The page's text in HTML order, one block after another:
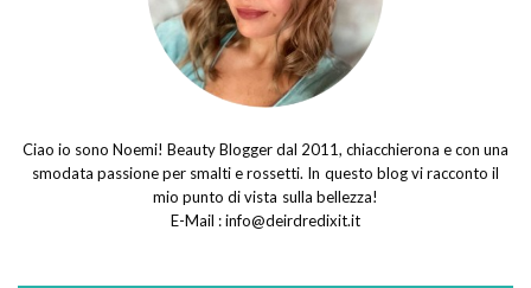
Ciao io sono Noemi! Beauty Blogger dal 2011, chiacchierona e con una
smodata passione per smalti e rossetti. In questo blog vi racconto il
mio punto di vista sulla bellezza!
E-Mail :info@deirdredixit.it